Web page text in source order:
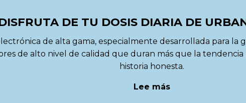
DE TU DOSIS DIARIA DE
de alta gama, especialmente desarrollada para la
de alto nivel de calidad que duran más que la
historia honesta.
Lee más